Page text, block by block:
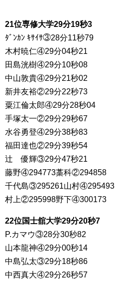
21位専修大学29分19秒3
ﾀﾞﾝｶﾝ ｷｻｲｻ③28分11秒79
木村暁仁④29分04秒21
田島洸樹④29分10秒08
中山敦貴④29分21秒02
新井友裕②29分22秒73
粟江倫太郎④29分28秒04
手塚太一②29分29秒67
水谷勇登④29分38秒83
福田達也②29分39秒54
辻 優輝③29分47秒21
藤野④294773藁科②294858
千代島③295261山村④295493
村上②295998野下④300173
22位国士舘大学29分20秒7
P.カマウ③28分30秒82
山本龍神④29分00秒14
中島弘太③29分18秒86
中西真大④29分26秒57